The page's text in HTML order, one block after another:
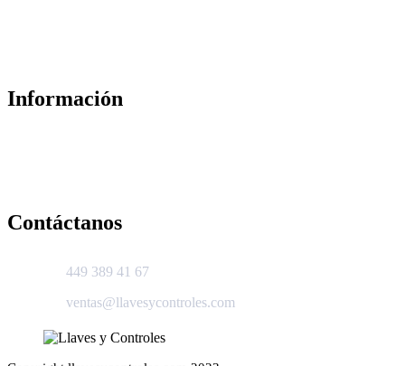
Información
Contáctanos
449 389 41 67
ventas@llavesycontroles.com